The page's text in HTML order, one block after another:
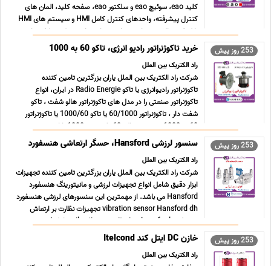
کلید eao، سوئیچ eao و سلکتور eao، صفحه کلید، المان های
کنترل پیشرفته، واحدهای کنترل کامل HMI و سیستم های HMI
با کیفیت بالا در سرتاسر جهان می باشد. این سوئیچ و کلیدها د ...
...
253 روز پیش خرید تاکوژنراتور رادیو انرژی، تاکو 60 به 1000
راد الکتریک بین الملل
شرکت راد الکتریک بین الملل یاران بزرگترین تامین کننده
تاکوژنراتور رادیوانرژی یا تاکو Radio Energie در ایران، انواع
تاکوژنراتور صنعتی را در مدل های تاکوژنراتور هالو شفت ، تاکو
شفت دار ، تاکوژنراتور 60/1000 یا تاکو 1000/60 یا تاکوژنراتور
60 به 1000 ، در سری تاکو 60 ولت 1000rpm با ا ... ...
253 روز پیش سنسور لرزشی Hansford، حسگر ارتعاشی هنسفورد
راد الکتریک بین الملل
شرکت راد الکتریک بین الملل یاران بزرگترین تامین کننده تجهیزات
ابزار دقیق شامل انواع تجهیزات لرزشی و مانیتورینگ هنسفورد
Hansford می باشد. از مهمترین این سنسورهای لرزشی هنسفورد
vibration sensor Hansford dh تجهیزات نظارت بر ارتعاش
هنسفورد vibration monitoring hansford شامل فرستنده ه ...
...
253 روز پیش خازن DC ایتل کند Itelcond
راد الکتریک بین الملل